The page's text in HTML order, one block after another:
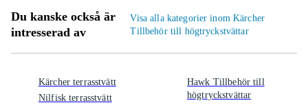
Du kanske också är
intresserad av
Visa alla kategorier inom Kärcher
Tillbehör till högtryckstvättar
Kärcher terrasstvätt
Nilfisk terrasstvätt
Hawk Tillbehör till
högtryckstvättar